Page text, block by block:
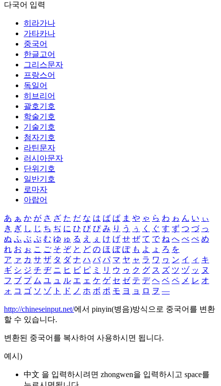
다국어 입력
히라가나
가타카나
중국어
한글고어
그리스문자
프랑스어
독일어
히브리어
괄호기호
학술기호
기술기호
첨자기호
라틴문자
러시아문자
단위기호
일반기호
로마자
아랍어
あ ぁ か が さ ざ た だ な は ば ぱ ま や ゃ ら わ ゎ ん い ぃ
き ぎ し じ ち ぢ に ひ び ぴ み り う ぅ く ぐ す ず つ づ っ
ぬ ふ ぶ ぷ む ゆ ゅ る え ぇ け げ せ ぜ て で ね へ べ ぺ め
れ お ぉ こ ご そ ぞ と ど の ほ ぼ ぽ も よ ょ ろ を
ア ァ カ サ ザ タ ダ ナ ハ バ パ マ ヤ ャ ラ ワ ヮ ン イ ィ キ
ギ シ ジ チ ヂ ニ ヒ ビ ピ ミ リ ウ ゥ ク グ ス ズ ツ ヅ ッ ヌ
フ ブ プ ム ユ ュ ル エ ェ ケ ゲ セ ゼ テ デ ヘ ベ ペ メ レ オ
ォ コ ゴ ソ ゾ ト ド ノ ホ ボ ポ モ ヨ ョ ロ ヲ ―
http://chineseinput.net/에서 pinyin(병음)방식으로 중국어를 변환
할 수 있습니다.
변환된 중국어를 복사하여 사용하시면 됩니다.
예시)
中文 을 입력하시려면 zhongwen을 입력하시고 space를